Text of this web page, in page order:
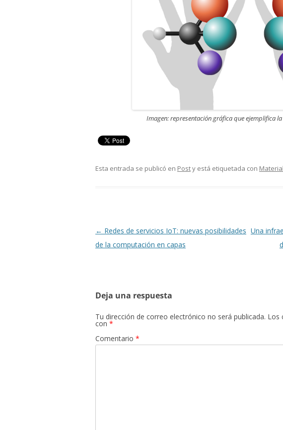
Imagen: representación gráfica que ejemplifica
Esta entrada se publicó en Posty está etiquetada con
Navegación
de
← Redes de servicios IoT: nuevas posibilidades
de la computación en capas
Una
Deja una respuesta
Tu dirección de correo electrónico no será publicada. Los
con *
Comentario *